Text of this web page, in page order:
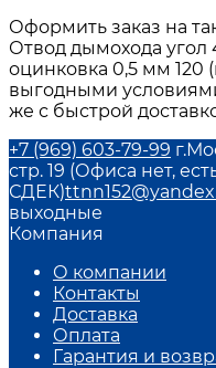
Оформить заказ на
Отвод дымохода угол
оцинковка 0,5 мм 120
выгодными
же с быстрой
+7 (969) 603-79-99
стр. 19 (Офиса нет,
СДЕК)
выходные
Компания
О компании
Контакты
Доставка
Оплата
Гарантия и